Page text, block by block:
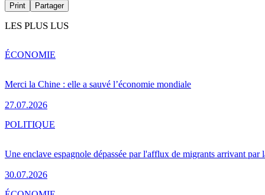
Print Partager
LES PLUS LUS
Merci la Chine : elle a sauvé l’économie mondiale
27.07.2026
ÉCONOMIE
Une enclave espagnole dépassée par l'afflux de migrants arrivant par
30.07.2026
POLITIQUE